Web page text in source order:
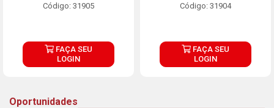
Código: 31905
FAÇA SEU
LOGIN
Código: 31904
FAÇA SEU
LOGIN
Oportunidades